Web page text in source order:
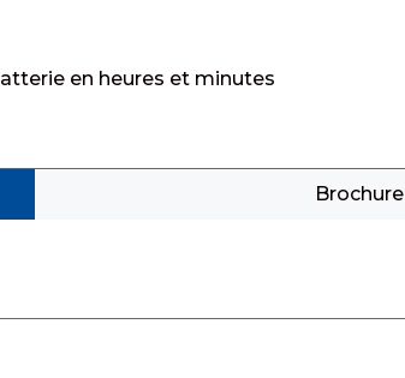
en heures et minutes
Brochure